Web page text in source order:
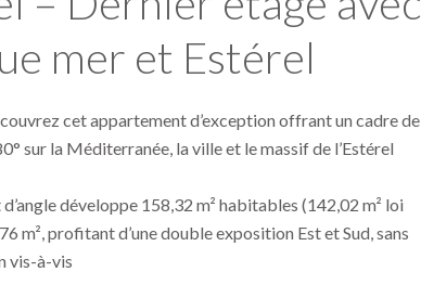
mer et Estérel
cet appartement d’exception offrant un cadre de
sur la Méditerranée, la ville et le massif de l’Estérel
développe 158,32 m² habitables (142,02 m² loi
m², profitant d’une double exposition Est et Sud, sans
vis-à-vis